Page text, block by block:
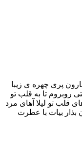
پری چهره ی زیبا
روبروم تا به قلب تو
قلب تو لیلا آهای مرد
بذار بیات با عطرت